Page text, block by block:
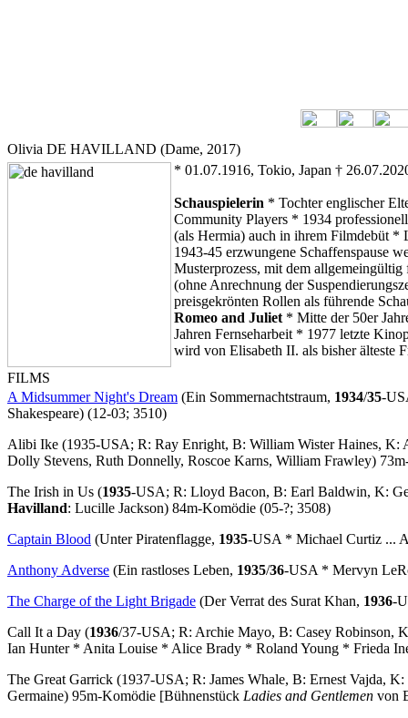
Olivia DE HAVILLAND (Dame, 2017)
* 01.07.1916, Tokio, Japan †
Schauspielerin * Tochter englischer
Community Players * 1934
(als Hermia) auch in ihrem Filmdebüt
1943-45 erzwungene Schaffenspause
Musterprozess, mit dem allgemeingültig
(ohne Anrechnung der
preisgekrönten Rollen als führende
Romeo and Juliet * Mitte der 50er
Jahren Fernseharbeit * 1977 letzte
wird von Elisabeth II. als bisher älteste
FILMS
A Midsummer Night's Dream (Ein Sommernachtstraum, 1934/35-
Shakespeare) (12-03; 3510)
Alibi Ike (1935-USA; R: Ray Enright, B: William Wister Haines,
Dolly Stevens, Ruth Donnelly, Roscoe Karns, William Frawley)
The Irish in Us (1935-USA; R: Lloyd Bacon, B: Earl Baldwin, K:
Havilland: Lucille Jackson) 84m-Komödie (05-?; 3508)
Captain Blood (Unter Piratenflagge, 1935-USA * Michael Curtiz ...
Anthony Adverse (Ein rastloses Leben, 1935/36-USA * Mervyn
The Charge of the Light Brigade (Der Verrat des Surat Khan, 1936-
Call It a Day (1936/37-USA; R: Archie Mayo, B: Casey Robinson,
Ian Hunter * Anita Louise * Alice Brady * Roland Young * Frieda
The Great Garrick (1937-USA; R: James Whale, B: Ernest Vajda,
Germaine) 95m-Komödie [Bühnenstück Ladies and Gentlemen von